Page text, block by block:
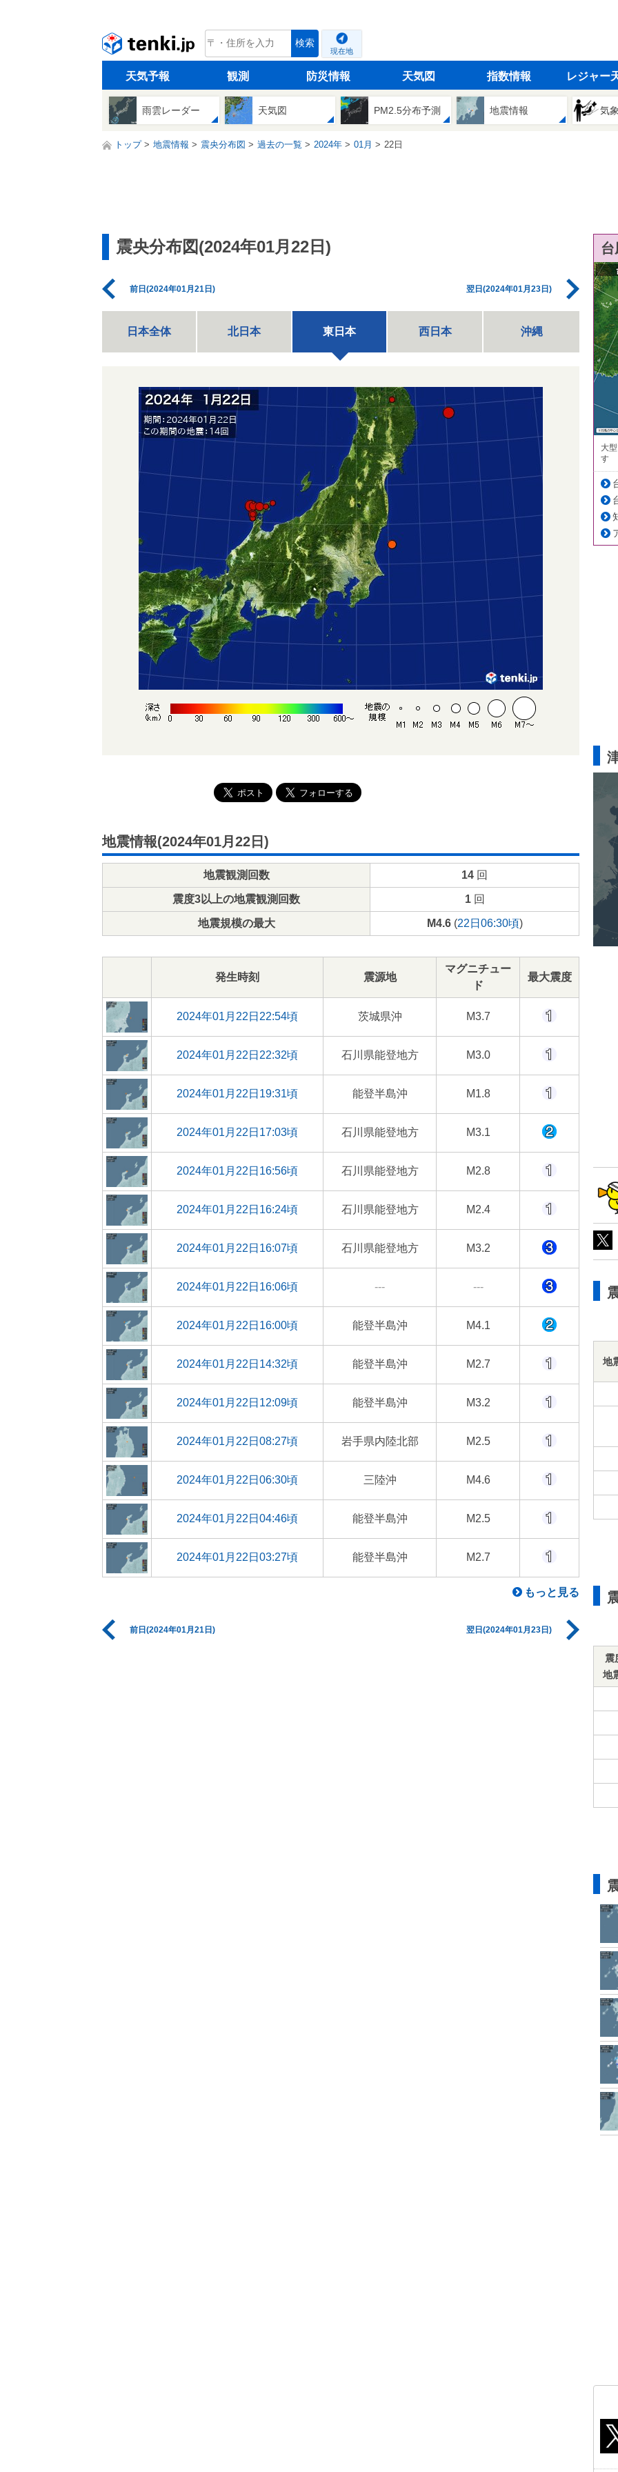
tenki.jp 検索
現在地
天気予報 観測 防災情報 天気図 指数情報 レジャー
雨雲レーダー 天気図 PM2.5分布予測 地震情報 気
トップ 地震情報 震央分布図 過去の一覧 2024年 01月 22日
震央分布図(2024年01月22日)
前日(2024年01月21日) 翌日(2024年01月23日)
日本全体 北日本 東日本 西日本 沖縄
地震情報(2024年01月22日)
地震観測回数 14 回
震度3以上の地震観測回数 1回
地震規模の最大 M4.6(22日06:30頃)
発生時刻 震源地
マグニチュー
ド
最大震度
2024年01月22日22:54頃 茨城県沖 M3.7
2024年01月22日22:32頃 石川県能登地方 M3.0
2024年01月22日19:31頃 能登半島沖 M1.8
2024年01月22日17:03頃 石川県能登地方 M3.1
2024年01月22日16:56頃 石川県能登地方 M2.8
2024年01月22日16:24頃 石川県能登地方 M2.4
2024年01月22日16:07頃 石川県能登地方 M3.2
2024年01月22日16:06頃 --- ---
2024年01月22日16:00頃 能登半島沖 M4.1
2024年01月22日14:32頃 能登半島沖 M2.7
2024年01月22日12:09頃 能登半島沖 M3.2
2024年01月22日08:27頃 岩手県内陸北部 M2.5
2024年01月22日06:30頃 三陸沖 M4.6
2024年01月22日04:46頃 能登半島沖 M2.5
2024年01月22日03:27頃 能登半島沖 M2.7
もっと見る
前日(2024年01月21日) 翌日(2024年01月23日)
大
す
地
震
地